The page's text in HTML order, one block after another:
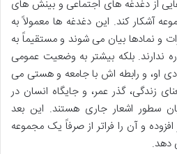
از دغدغه های اجتماعی و بینش های
آشکار کند. این دغدغه ها معمولاً به
و نمادها بیان می شوند و مستقیماً به
ندارند. بلکه بیشتر به وضعیت عمومی
او، و رابطه اش با جامعه و هستی می
زندگی، گذر عمر، و جایگاه انسان در
سطور اشعار جاری هستند. این بعد
و آن را فراتر از صرفاً یک مجموعه
دهد.